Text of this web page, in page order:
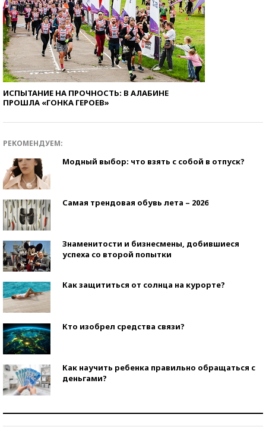
ИСПЫТАНИЕ НА ПРОЧНОСТЬ: В АЛАБИНЕ
ПРОШЛА «ГОНКА ГЕРОЕВ»
РЕКОМЕНДУЕМ:
Модный выбор: что взять с собой в отпуск?
Самая трендовая обувь лета – 2026
Знаменитости и бизнесмены, добившиеся
успеха со второй попытки
Как защититься от солнца на курорте?
Кто изобрел средства связи?
Как научить ребенка правильно обращаться с
деньгами?